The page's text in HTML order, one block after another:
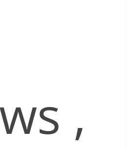
,